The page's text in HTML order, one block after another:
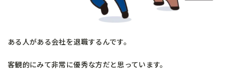
ある人がある会社を退職するんです。
客観的にみて非常に優秀な方だと思っています。